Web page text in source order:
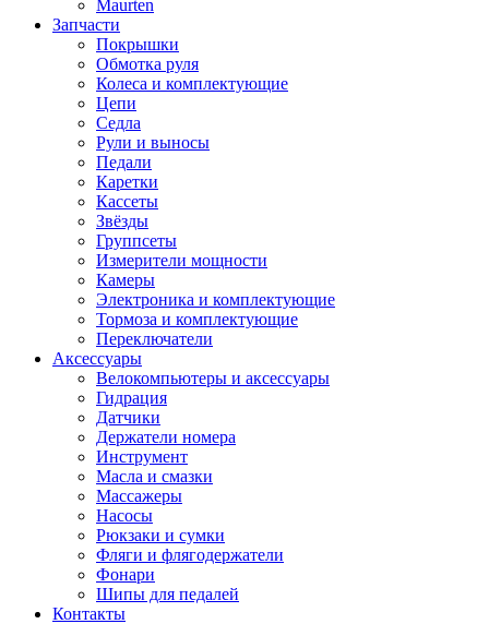
Maurten
Запчасти
Покрышки
Обмотка руля
Колеса и комплектующие
Цепи
Седла
Рули и выносы
Педали
Каретки
Кассеты
Звёзды
Группсеты
Измерители мощности
Камеры
Электроника и комплектующие
Тормоза и комплектующие
Переключатели
Аксессуары
Велокомпьютеры и аксессуары
Гидрация
Датчики
Держатели номера
Инструмент
Масла и смазки
Массажеры
Насосы
Рюкзаки и сумки
Фляги и флягодержатели
Фонари
Шипы для педалей
Контакты